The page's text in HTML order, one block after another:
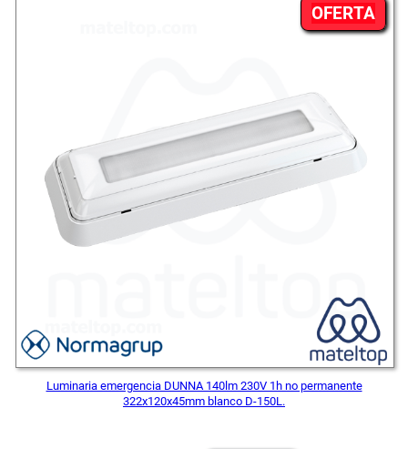
OFERTA
EN
Luminaria emergencia DUNNA 140lm 230V 1h no permanente
322x120x45mm blanco D-150L.